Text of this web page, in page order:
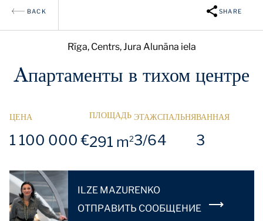
BACK SHARE
Rīga, Centrs, Jura Alunāna iela
Aпартаменты в тихом центре
ЦЕНА
1 100 000 €
ПЛОЩАДЬ
291 m2
ЭТАЖ
3/6
СПАЛЬНЯ
4
ВАННАЯ
3
ILZE MAZURENKO
OТПРАВИТЬ СООБЩЕНИЕ